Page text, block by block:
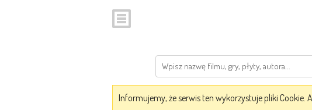
Informujemy, że serwis ten wykorzystuje pliki Cookie.